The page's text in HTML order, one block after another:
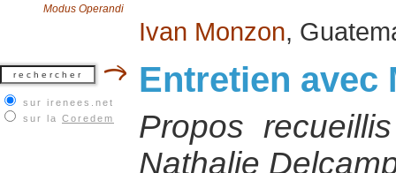
Modus Operandi
sur irenees.net
sur la Coredem
Ivan Monzon,
Entretien avec
Propos
Nathalie